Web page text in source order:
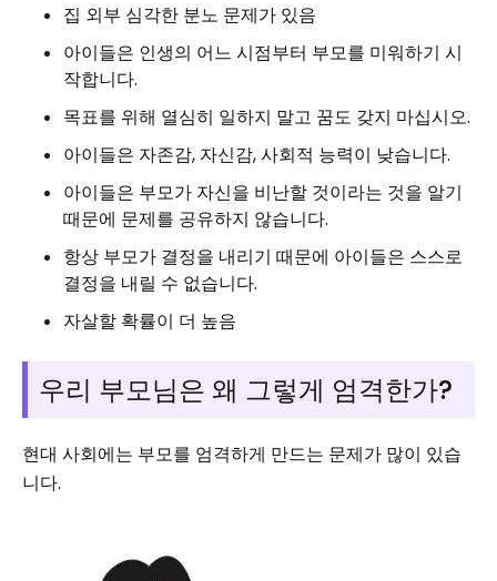
집 외부 심각한 분노 문제가 있음
아이들은 인생의 어느 시점부터 부모를 미워하기 시
작합니다.
목표를 위해 열심히 일하지 말고 꿈도 갖지 마십시오.
아이들은 자존감, 자신감, 사회적 능력이 낮습니다.
아이들은 부모가 자신을 비난할 것이라는 것을 알기
때문에 문제를 공유하지 않습니다.
항상 부모가 결정을 내리기 때문에 아이들은 스스로
결정을 내릴 수 없습니다.
자살할 확률이 더 높음
우리 부모님은 왜 그렇게 엄격한가?
현대 사회에는 부모를 엄격하게 만드는 문제가 많이 있습
니다.